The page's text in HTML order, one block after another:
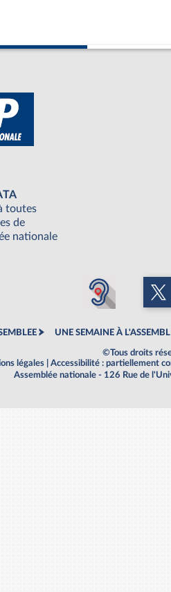
toutes
de
nationale
UNE SEMAINE À
©Tous droits
légales
Accessibilité : partiellement
Assemblée nationale - 126 Rue de